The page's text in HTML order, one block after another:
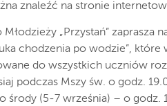
znaleźć na stronie
Młodzieży „Przystań” zaprasza
chodzenia po wodzie”, które
do wszystkich uczniów
podczas Mszy św. o godz.
środy (5-7 września) – o godz.